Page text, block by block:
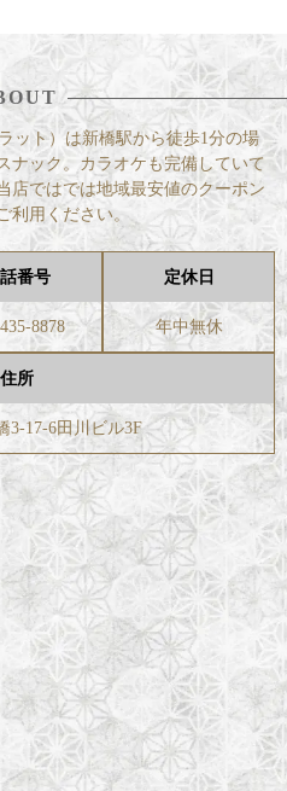
ット）は新橋駅から徒歩1分の場
ナック。カラオケも完備していて
店ではでは地域最安値のクーポン
利用ください。
番号
8878
定休日
年中無休
住所
3-17-6田川ビル3F